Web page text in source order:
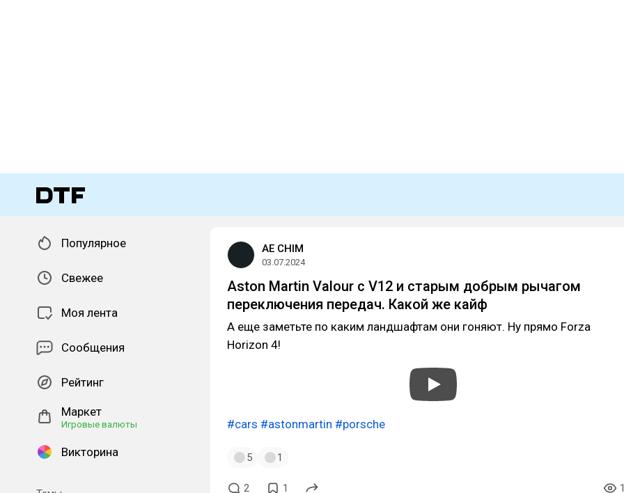
Популярное
Свежее
Моя лента
Сообщения
Рейтинг
Маркет
Игровые валюты
Викторина
AE CHIM
03.07.2024
Aston Martin Valour с V12 и старым добрым рычагом
переключения передач. Какой же кайф
А еще заметьте по каким ландшафтам они гоняют. Ну прямо Forza
Horizon 4!
#cars #astonmartin #porsche
5 1
2 1